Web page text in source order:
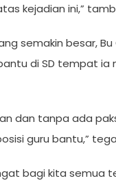
kejadian ini,”
semakin besar,
di SD tempat
dan tanpa ada
guru bantu,”
bagi kita